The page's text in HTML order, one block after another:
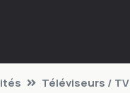
Téléviseurs / TV